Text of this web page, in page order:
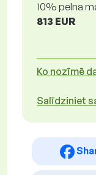
10% pelna
813 EUR
Ko nozīmē
Salīdziniet